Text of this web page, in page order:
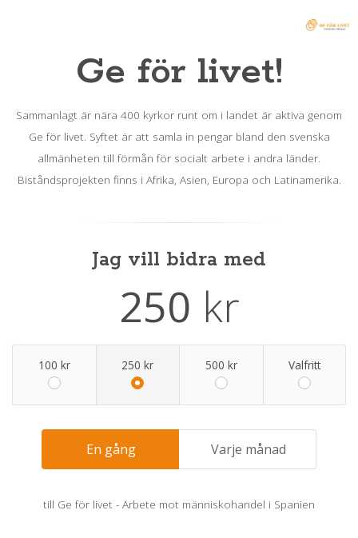
Ge för livet!
Sammanlagt är nära 400 kyrkor runt om i landet är aktiva genom
Ge för livet. Syftet är att samla in pengar bland den svenska
allmänheten till förmån för socialt arbete i andra länder.
Biståndsprojekten finns i Afrika, Asien, Europa och Latinamerika.
Jag vill bidra med
250 kr
100 kr 250 kr 500 kr Valfritt
En gång Varje månad
till Ge för livet - Arbete mot människohandel i Spanien